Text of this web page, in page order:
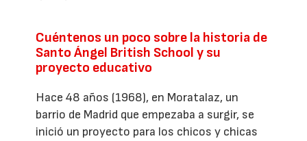
Cuéntenos un poco sobre la historia de
Santo Ángel British School y su
proyecto educativo
Hace 48 años (1968), en Moratalaz, un
barrio de Madrid que empezaba a surgir, se
inició un proyecto para los chicos y chicas